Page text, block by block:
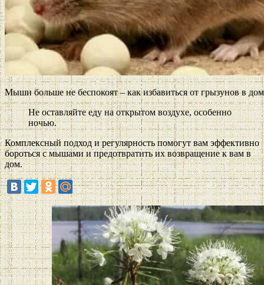
Мыши больше не беспокоят – как избавиться от грызунов в
Не оставляйте еду на открытом воздухе, особенно
ночью.
Комплексный подход и регулярность помогут вам эффективно
бороться с мышами и предотвратить их возвращение к вам в
дом.